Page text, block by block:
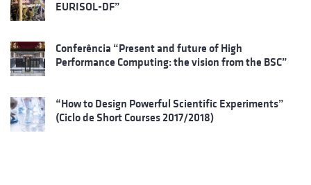
EURISOL-DF”
Conferência “Present and future of High
Performance Computing: the vision from the BSC”
“How to Design Powerful Scientific Experiments”
(Ciclo de Short Courses 2017/2018)